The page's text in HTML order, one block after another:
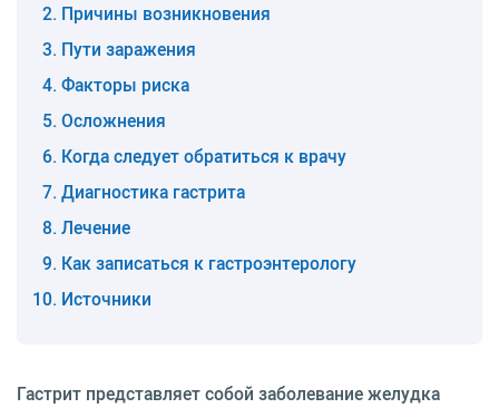
Причины возникновения
Пути заражения
Факторы риска
Осложнения
Когда следует обратиться к врачу
Диагностика гастрита
Лечение
Как записаться к гастроэнтерологу
Источники
Гастрит представляет собой заболевание желудка